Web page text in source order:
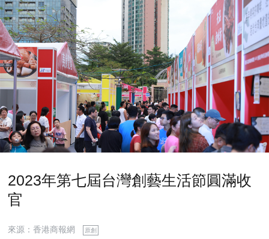
2023年第七屆台灣創藝生活節圓滿收
官
來源：香港商報網 原創